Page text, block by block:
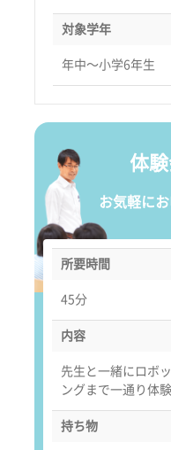
対象学年
年中〜小学6年生
体験
お気軽に
所要時間
45分
内容
先生と一緒にロボ
ングまで一通り体
持ち物